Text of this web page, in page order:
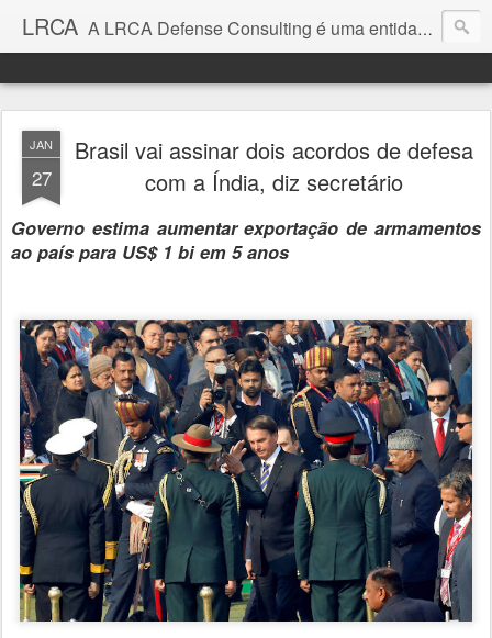
LRCA A LRCA Defense Consulting é uma entidade sem fins lucrativos que se dedica a produzir e divulgar notícias e análises sobre as Empresas de Defesa. Não somos jornalistas e nem este é um blog jornalístico.
JAN
27
Brasil vai assinar dois acordos de defesa
com a Índia, diz secretário
Governo estima aumentar exportação de armamentos
ao país para US$ 1 bi em 5 anos